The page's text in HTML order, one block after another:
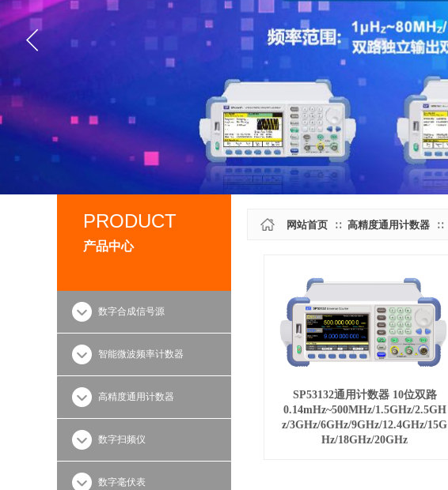
网站首页 ∷ 高精度通用计数器 ∷
数字合成信号源
智能微波频率计数器
高精度通用计数器
数字扫频仪
数字毫伏表
产品中心
PRODUCT
SP53132通用计数器 10位双路
0.14mHz~500MHz/1.5GHz/2.5GH
z/3GHz/6GHz/9GHz/12.4GHz/15G
Hz/18GHz/20GHz